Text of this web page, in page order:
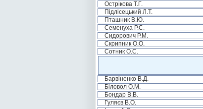
Острікова Т.Г.
Підлісецький Л.Т.
Пташник В.Ю.
Семенуха Р.С.
Сидорович Р.М.
Скрипник О.О.
Сотник О.С.
Барвіненко В.Д.
Біловол О.М.
Бондар В.В.
Гуляєв В.О.